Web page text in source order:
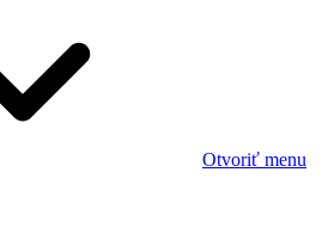
Otvoriť menu